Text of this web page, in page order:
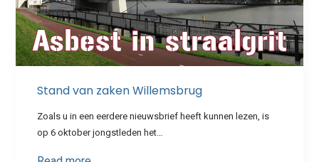
Stand van zaken Willemsbrug
Zoals u in een eerdere nieuwsbrief heeft kunnen lezen, is
op 6 oktober jongstleden het…